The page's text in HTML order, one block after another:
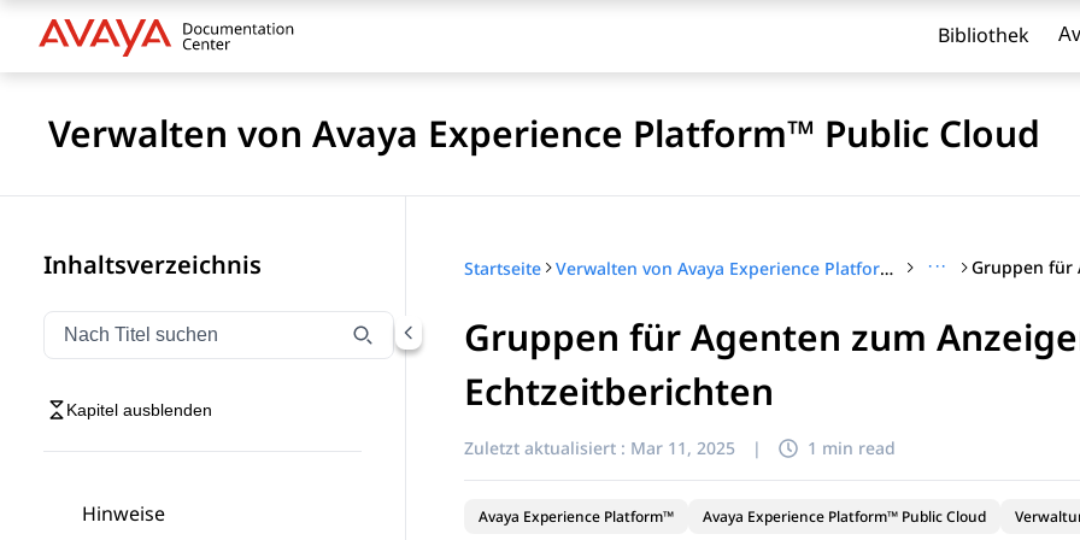
Bibliothek
Verwalten von Avaya Experience Platform™ Public Cloud
Inhaltsverzeichnis
Navigation nach Titel filtern
Geben Sie Text ein, um Navigationselemente nach Titel zu filtern.
Kapitel ausblenden
Hinweise
Startseite Verwalten von Avaya Experience Platform™ Public Cloud ···
Gruppen für Agenten zum
Echtzeitberichten
Zuletzt aktualisiert : Mar 11, 2025 | 1 min read
Avaya Experience Platform™ Avaya Experience Platform™ Public Cloud